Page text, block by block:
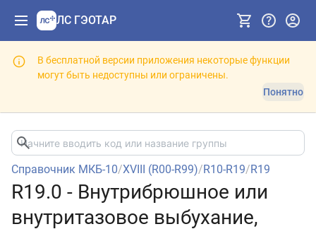
ЛС ГЭОТАР
В бесплатной версии приложения некоторые функции
могут быть недоступны или ограничены.
Понятно
Справочник МКБ-10/XVIII (R00-R99)/R10-R19/R19
R19.0 - Внутрибрюшное или
внутритазовое выбухание,